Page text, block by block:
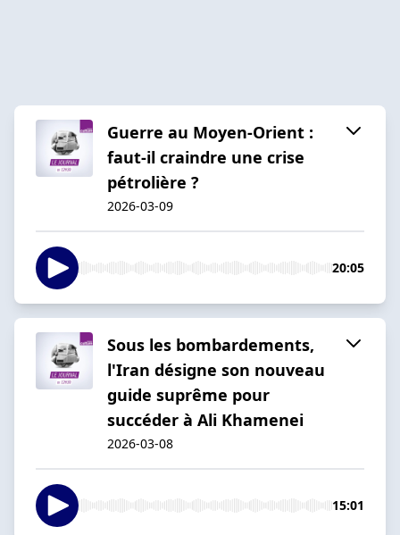
Guerre au Moyen-Orient :
faut-il craindre une crise
pétrolière ?
2026-03-09
20:05
Sous les bombardements,
l'Iran désigne son nouveau
guide suprême pour
succéder à Ali Khamenei
2026-03-08
15:01